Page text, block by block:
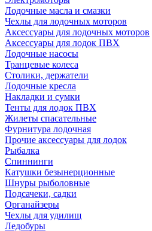
Лодочные масла и смазки
Чехлы для лодочных моторов
Аксессуары для лодочных моторов
Аксессуары для лодок ПВХ
Лодочные насосы
Транцевые колеса
Столики, держатели
Лодочные кресла
Накладки и сумки
Тенты для лодок ПВХ
Жилеты спасательные
Фурнитура лодочная
Прочие аксессуары для лодок
Рыбалка
Спиннинги
Катушки безынерционные
Шнуры рыболовные
Подсачеки, садки
Органайзеры
Чехлы для удилищ
Ледобуры